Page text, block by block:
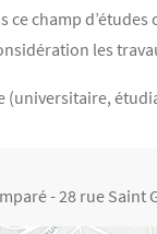
champ
les
(universitaire,
- 28 rue Saint